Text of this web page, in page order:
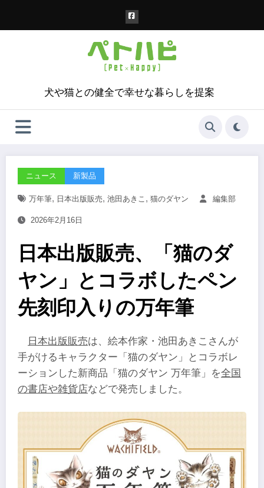
犬や猫との健全で幸せな暮らしを提案
ニュース 新製品
万年筆, 日本出版販売, 池田あきこ , 猫のダヤン 編集部
2026年2月16日
日本出版販売、「猫のダ
ヤン」とコラボしたペン
先刻印入りの万年筆
日本出版販売は、絵本作家・池田あきこさんが
手がけるキャラクター「猫のダヤン」とコラボレ
ーションした新商品「猫のダヤン 万年筆」を全国
の書店や雑貨店などで発売しました。